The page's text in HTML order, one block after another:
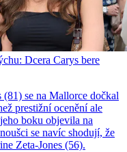
Dcera Carys bere
se na Mallorce dočkal
prestižní ocenění ale
boku objevila na
se navíc shodují, že
Zeta-Jones (56).